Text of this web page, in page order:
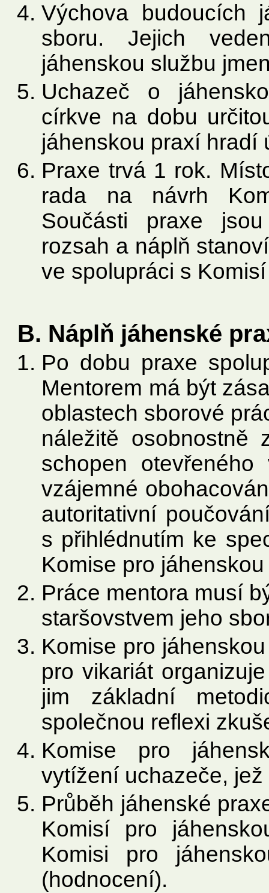
Výchova budoucích
sboru. Jejich
jáhenskou službu
Uchazeč o
církve na dobu
jáhenskou praxí hradí
Praxe trvá 1 rok.
rada na návrh
Součásti praxe
rozsah a náplň
ve spolupráci s
B. Náplň jáhenské
Po dobu praxe
Mentorem má být
oblastech sborové
náležitě osobnostně
schopen
vzájemné
autoritativní
s přihlédnutím ke
Komise pro
Práce mentora musí
staršovstvem jeho
Komise pro
pro vikariát
jim základní
společnou reflexi
Komise pro
vytížení uchazeče,
Průběh jáhenské
Komisí pro
Komisi pro
(hodnocení).